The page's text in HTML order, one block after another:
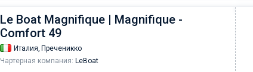
Le Boat Magnifique | Magnifique -
Comfort 49
Италия, Преченикко
Чартерная компания: LeBoat